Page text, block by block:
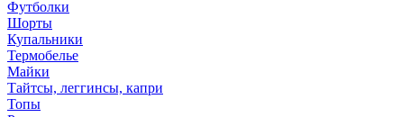
Футболки
Шорты
Купальники
Термобелье
Майки
Тайтсы, леггинсы, капри
Топы